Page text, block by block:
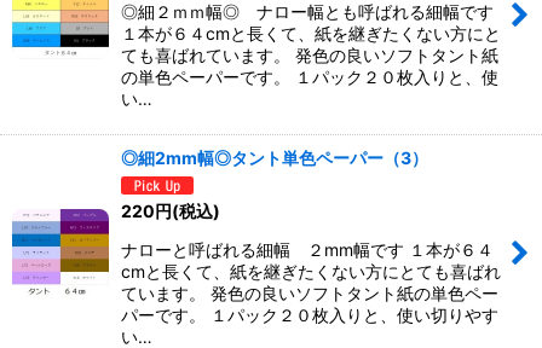
◎細２ｍｍ幅◎ ナロー幅とも呼ばれる細幅です
１本が６４cmと長くて、紙を継ぎたくない方にと
ても喜ばれています。 発色の良いソフトタント紙
の単色ペーパーです。 １パック２０枚入りと、使
い…
◎細2mm幅◎タント単色ペーパー（3）
220円(税込)
ナローと呼ばれる細幅 ２mm幅です １本が６４
cmと長くて、紙を継ぎたくない方にとても喜ばれ
ています。 発色の良いソフトタント紙の単色ペー
パーです。 １パック２０枚入りと、使い切りやす
い…